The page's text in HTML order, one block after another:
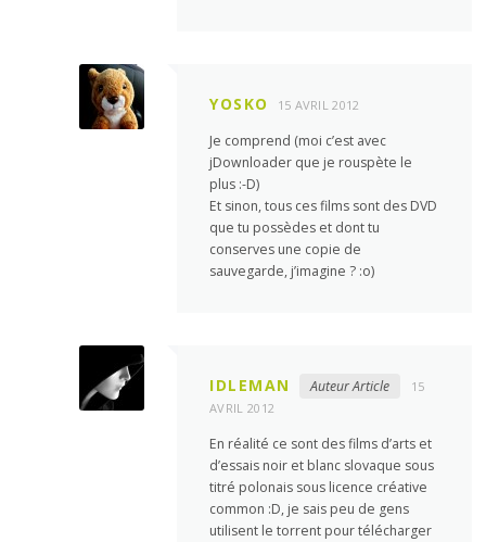
YOSKO 15 AVRIL 2012
Je comprend (moi c’est avec
jDownloader que je rouspète le
plus :-D)
Et sinon, tous ces films sont des DVD
que tu possèdes et dont tu
conserves une copie de
sauvegarde, j’imagine ? :o)
IDLEMAN Auteur Article
15
AVRIL 2012
En réalité ce sont des films d’arts et
d’essais noir et blanc slovaque sous
titré polonais sous licence créative
common :D, je sais peu de gens
utilisent le torrent pour télécharger